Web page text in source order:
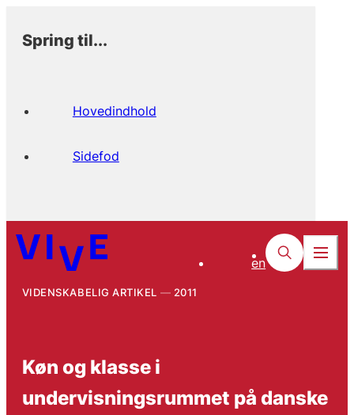
Spring til...
Hovedindhold
Sidefod
en
VIDENSKABELIG ARTIKEL 2011
Køn og klasse i
undervisningsrummet på danske